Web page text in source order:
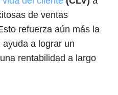
de ventas
refuerza aún más la
a lograr un
rentabilidad a largo